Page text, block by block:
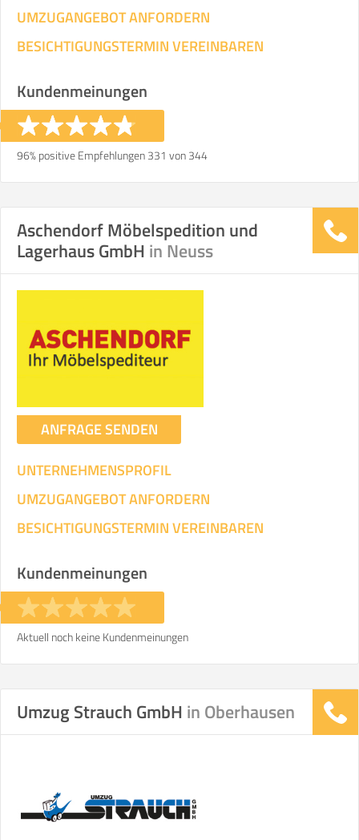
UMZUGANGEBOT ANFORDERN
BESICHTIGUNGSTERMIN VEREINBAREN
Kundenmeinungen
96% positive Empfehlungen 331 von 344
Aschendorf Möbelspedition und
Lagerhaus GmbH in Neuss
ANFRAGE SENDEN
UNTERNEHMENSPROFIL
UMZUGANGEBOT ANFORDERN
BESICHTIGUNGSTERMIN VEREINBAREN
Kundenmeinungen
Aktuell noch keine Kundenmeinungen
Umzug Strauch GmbH in Oberhausen